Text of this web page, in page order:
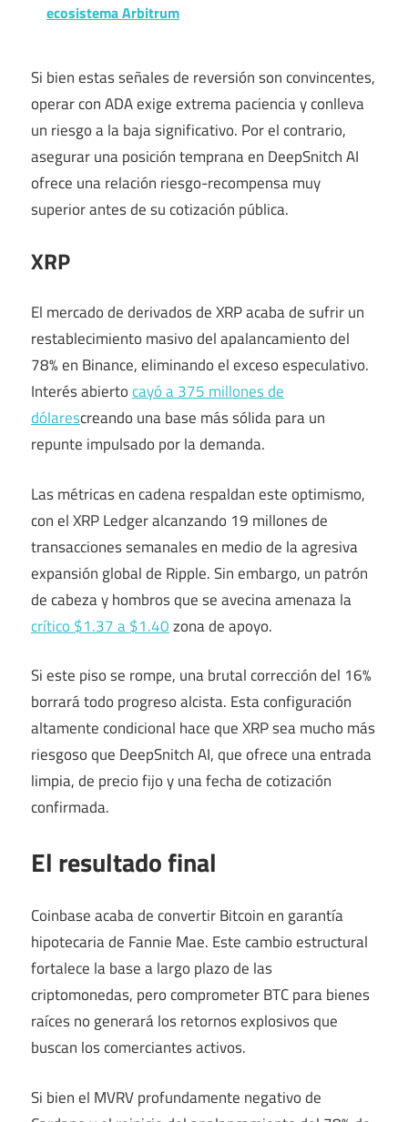
ecosistema Arbitrum
Si bien estas señales de reversión son convincentes,
operar con ADA exige extrema paciencia y conlleva
un riesgo a la baja significativo. Por el contrario,
asegurar una posición temprana en DeepSnitch AI
ofrece una relación riesgo-recompensa muy
superior antes de su cotización pública.
XRP
El mercado de derivados de XRP acaba de sufrir un
restablecimiento masivo del apalancamiento del
78% en Binance, eliminando el exceso especulativo.
Interés abiertocayó a 375 millones de
dólarescreando una base más sólida para un
repunte impulsado por la demanda.
Las métricas en cadena respaldan este optimismo,
con el XRP Ledger alcanzando 19 millones de
transacciones semanales en medio de la agresiva
expansión global de Ripple. Sin embargo, un patrón
de cabeza y hombros que se avecina amenaza la
crítico $1.37 a $1.40zona de apoyo.
Si este piso se rompe, una brutal corrección del 16%
borrará todo progreso alcista. Esta configuración
altamente condicional hace que XRP sea mucho más
riesgoso que DeepSnitch AI, que ofrece una entrada
limpia, de precio fijo y una fecha de cotización
confirmada.
El resultado final
Coinbase acaba de convertir Bitcoin en garantía
hipotecaria de Fannie Mae. Este cambio estructural
fortalece la base a largo plazo de las
criptomonedas, pero comprometer BTC para bienes
raíces no generará los retornos explosivos que
buscan los comerciantes activos.
Si bien el MVRV profundamente negativo de